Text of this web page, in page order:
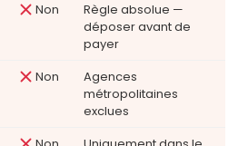
Non
Règle absolue —
déposer avant de
payer
Non
Agences
métropolitaines
exclues